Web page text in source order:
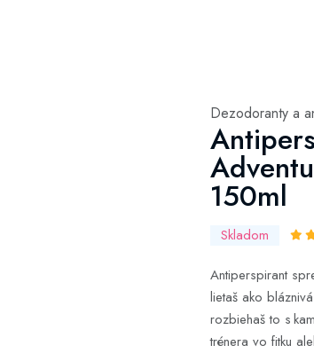
Dezodoranty a
150ml
Skladom
Antiperspirant
lietaš ako
rozbiehaš to s
trénera vo fitku